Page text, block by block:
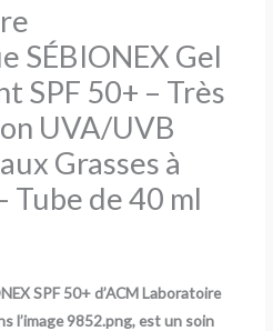
SÉBIONEX Gel
SPF 50+ – Très
UVA/UVB
Grasses à
Tube de 40 ml
SPF 50+ d’ACM Laboratoire
l’image 9852.png, est un soin